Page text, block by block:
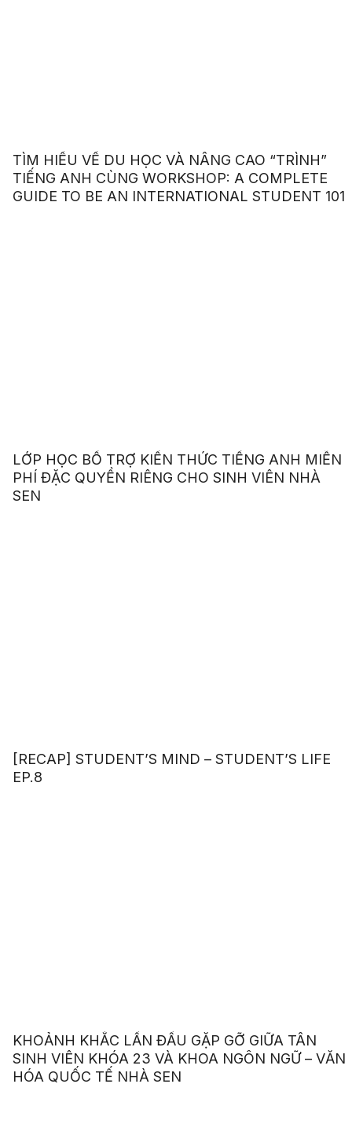
TÌM HIỂU VỀ DU HỌC VÀ NÂNG CAO “TRÌNH”
TIẾNG ANH CÙNG WORKSHOP: A COMPLETE
GUIDE TO BE AN INTERNATIONAL STUDENT 101
LỚP HỌC BỔ TRỢ KIẾN THỨC TIẾNG ANH MIỄN
PHÍ ĐẶC QUYỀN RIÊNG CHO SINH VIÊN NHÀ
SEN
[RECAP] STUDENT’S MIND – STUDENT’S LIFE
EP.8
KHOẢNH KHẮC LẦN ĐẦU GẶP GỠ GIỮA TÂN
SINH VIÊN KHÓA 23 VÀ KHOA NGÔN NGỮ – VĂN
HÓA QUỐC TẾ NHÀ SEN